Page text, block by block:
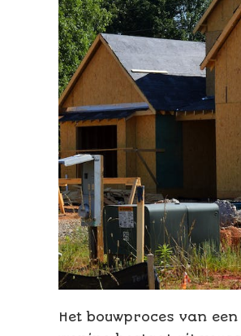
Het bouwproces van